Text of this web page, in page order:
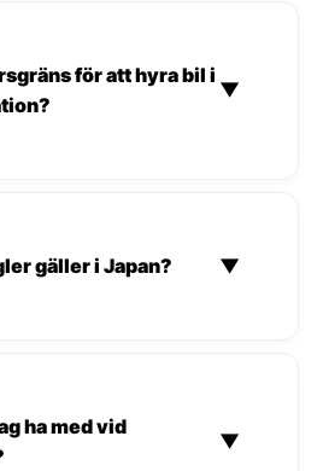
för att hyra bil i
▼
gäller i Japan? ▼
ha med vid
▼